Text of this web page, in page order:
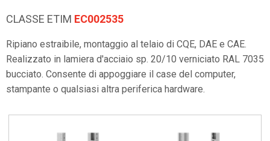
CLASSE ETIM EC002535
Ripiano estraibile, montaggio al telaio di CQE, DAE e CAE.
Realizzato in lamiera d'acciaio sp. 20/10 verniciato RAL 7035
bucciato. Consente di appoggiare il case del computer,
stampante o qualsiasi altra periferica hardware.